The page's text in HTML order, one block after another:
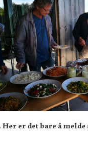
er det bare å melde